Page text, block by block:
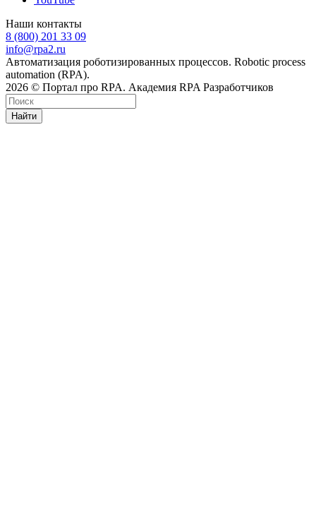
Наши контакты
8 (800) 201 33 09
info@rpa2.ru
Автоматизация роботизированных процессов. Robotic process
automation (RPA).
2026 © Портал про RPA. Академия RPA Разработчиков
Найти